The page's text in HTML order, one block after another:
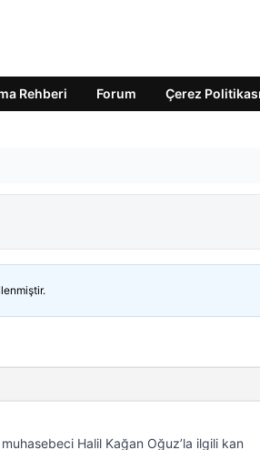
Rehberi Forum Çerez Politikası
Halil Kağan Oğuz’la ilgili kan